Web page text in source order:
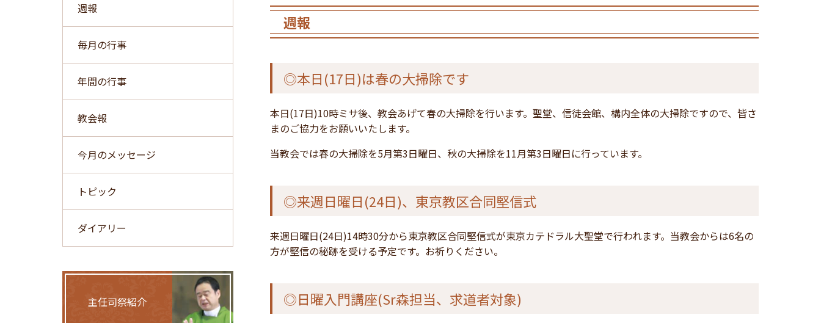
週報
◎本日(17日)は春の大掃除です
本日(17日)10時ミサ後、教会あげて春の大掃除を行います。聖堂、信徒会館、構内全体の大掃除ですので、皆さ
まのご協力をお願いいたします。
当教会では春の大掃除を5月第3日曜日、秋の大掃除を11月第3日曜日に行っています。
◎来週日曜日(24日)、東京教区合同堅信式
来週日曜日(24日)14時30分から東京教区合同堅信式が東京カテドラル大聖堂で行われます。当教会からは6名の
方が堅信の秘跡を受ける予定です。お祈りください。
◎日曜入門講座(Sr森担当、求道者対象)
週報
毎月の行事
年間の行事
教会報
今月のメッセージ
トピック
ダイアリー
主任司祭紹介